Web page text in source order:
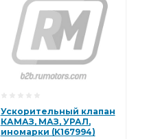
Ускорительный клапан
КАМАЗ, МАЗ, УРАЛ,
иномарки (K167994)